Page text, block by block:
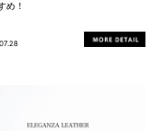
め！